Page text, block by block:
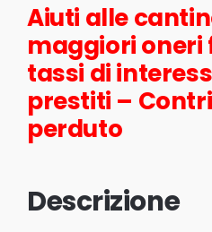
Aiuti alle
maggiori oneri
tassi di
prestiti –
perduto
Descrizione